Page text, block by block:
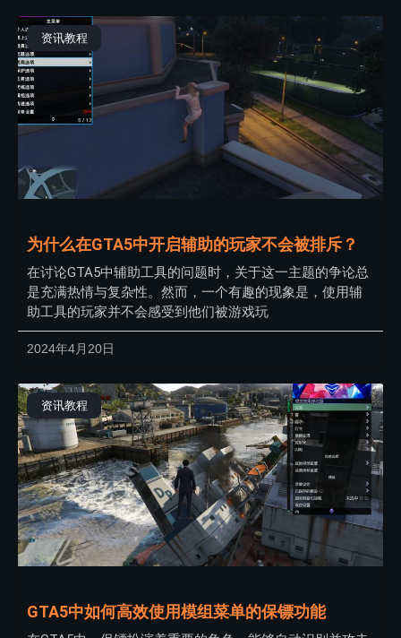
资讯教程
为什么在GTA5中开启辅助的玩家不会被排斥？
在讨论GTA5中辅助工具的问题时，关于这一主题的争论总
是充满热情与复杂性。然而，一个有趣的现象是，使用辅
助工具的玩家并不会感受到他们被游戏玩
2024年4月20日
资讯教程
GTA5中如何高效使用模组菜单的保镖功能